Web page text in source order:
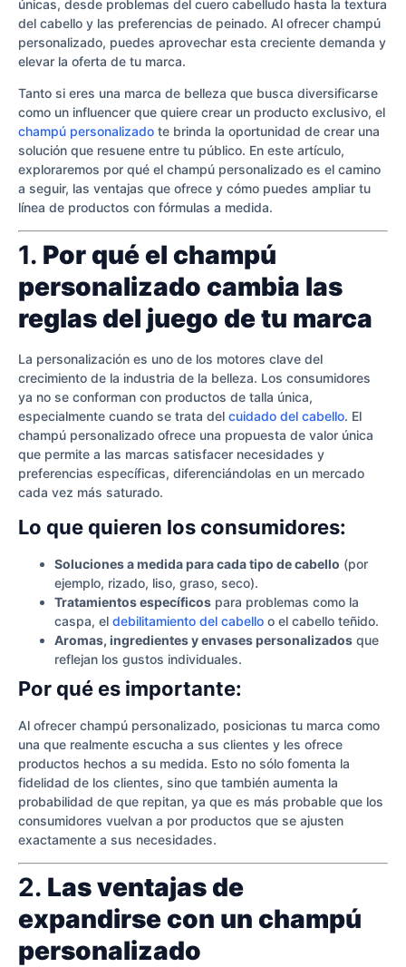
únicas, desde problemas del cuero cabelludo hasta la textura
del cabello y las preferencias de peinado. Al ofrecer champú
personalizado, puedes aprovechar esta creciente demanda y
elevar la oferta de tu marca.
Tanto si eres una marca de belleza que busca diversificarse
como un influencer que quiere crear un producto exclusivo, el
champú personalizado te brinda la oportunidad de crear una
solución que resuene entre tu público. En este artículo,
exploraremos por qué el champú personalizado es el camino
a seguir, las ventajas que ofrece y cómo puedes ampliar tu
línea de productos con fórmulas a medida.
1. Por qué el champú
personalizado cambia las
reglas del juego de tu marca
La personalización es uno de los motores clave del
crecimiento de la industria de la belleza. Los consumidores
ya no se conforman con productos de talla única,
especialmente cuando se trata del cuidado del cabello. El
champú personalizado ofrece una propuesta de valor única
que permite a las marcas satisfacer necesidades y
preferencias específicas, diferenciándolas en un mercado
cada vez más saturado.
Lo que quieren los consumidores:
Soluciones a medida para cada tipo de cabello (por
ejemplo, rizado, liso, graso, seco).
Tratamientos específicos para problemas como la
caspa, el debilitamiento del cabello o el cabello teñido.
Aromas, ingredientes y envases personalizados que
reflejan los gustos individuales.
Por qué es importante:
Al ofrecer champú personalizado, posicionas tu marca como
una que realmente escucha a sus clientes y les ofrece
productos hechos a su medida. Esto no sólo fomenta la
fidelidad de los clientes, sino que también aumenta la
probabilidad de que repitan, ya que es más probable que los
consumidores vuelvan a por productos que se ajusten
exactamente a sus necesidades.
2. Las ventajas de
expandirse con un champú
personalizado